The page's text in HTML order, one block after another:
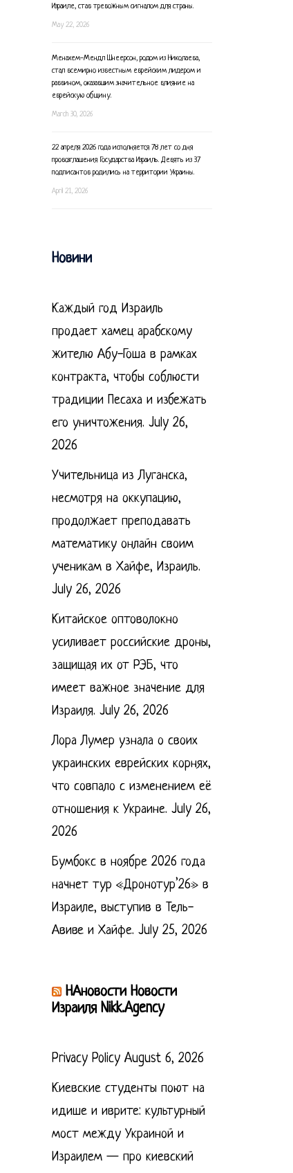
Израиле, став тревожным сигналом для страны.
May 22, 2026
Менахем-Мендл Шнеерсон, родом из Николаева,
стал всемирно известным еврейским лидером и
раввином, оказавшим значительное влияние на
еврейскую общину.
March 30, 2026
22 апреля 2026 года исполняется 78 лет со дня
провозглашения Государства Израиль. Девять из 37
подписантов родились на территории Украины.
April 21, 2026
Новини
Каждый год Израиль
продает хамец арабскому
жителю Абу-Гоша в рамках
контракта, чтобы соблюсти
традиции Песаха и избежать
его уничтожения. July 26,
2026
Учительница из Луганска,
несмотря на оккупацию,
продолжает преподавать
математику онлайн своим
ученикам в Хайфе, Израиль.
July 26, 2026
Китайское оптоволокно
усиливает российские дроны,
защищая их от РЭБ, что
имеет важное значение для
Израиля. July 26, 2026
Лора Лумер узнала о своих
украинских еврейских корнях,
что совпало с изменением её
отношения к Украине. July 26,
2026
Бумбокс в ноябре 2026 года
начнет тур «Дронотур’26» в
Израиле, выступив в Тель-
Авиве и Хайфе. July 25, 2026
НАновости Новости
Израиля Nikk.Agency
Privacy Policy August 6, 2026
Киевские студенты поют на
идише и иврите: культурный
мост между Украиной и
Израилем — про киевский